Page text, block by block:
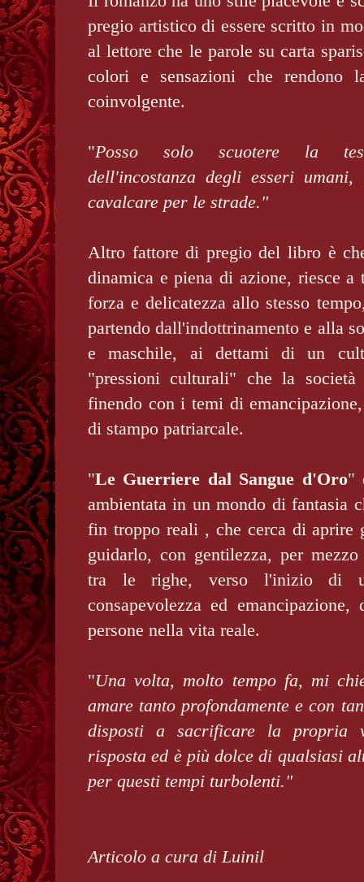
pregio artistico di essere scritto in
al lettore che le parole su carta
colori e sensazioni che rendono
coinvolgente.
"Posso solo scuotere la
dell'incostanza degli esseri umani,
cavalcare per le strade."
Altro fattore di pregio del libro è
dinamica e piena di azione, riesce a
forza e delicatezza allo stesso
partendo dall'indottrinamento e alla
e maschile, ai dettami di un
"pressioni culturali" che la
finendo con i temi di
di stampo patriarcale.
"Le Guerriere dal Sangue d'Oro"
ambientata in un mondo di fantasia
fin troppo reali , che cerca di
guidarlo, con gentilezza, per
tra le righe, verso l'inizio di
consapevolezza ed
persone nella vita reale.
"Una volta, molto tempo fa, mi
amare tanto profondamente e con
disposti a sacrificare la propria
risposta ed è più dolce di qualsiasi
per questi tempi turbolenti."
Articolo a cura di Luinil